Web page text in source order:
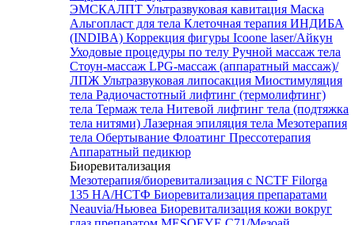
ЭМСКАЛПТ Ультразвуковая кавитация Маска
Альгопласт для тела Клеточная терапия ИНДИБА
(INDIBA) Коррекция фигуры Icoone laser/Айкун
Уходовые процедуры по телу Ручной массаж тела
Стоун-массаж LPG-массаж (аппаратный массаж)/
ЛПЖ Ультразвуковая липосакция Миостимуляция
тела Радиочастотный лифтинг (термолифтинг)
тела Термаж тела Нитевой лифтинг тела (подтяжка
тела нитями) Лазерная эпиляция тела Мезотерапия
тела Обертывание Флоатинг Прессотерапия
Аппаратный педикюр
Биоревитализация
Мезотерапия/биоревитализация с NCTF Filorga
135 HA/НСТФ Биоревитализация препаратами
Neauvia/Ньювеа Биоревитализация кожи вокруг